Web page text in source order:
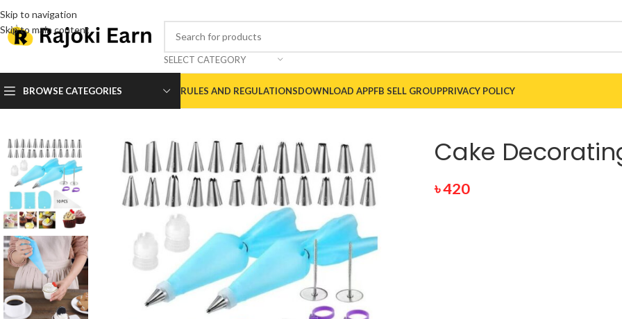
Skip to navigation
Skip to main content
SELECT CATEGORY
BROWSE CATEGORIES RULES AND REGULATIONSDOWNLOAD APPFB SELL GROUPPRIVACY POLICY
Cake
৳420